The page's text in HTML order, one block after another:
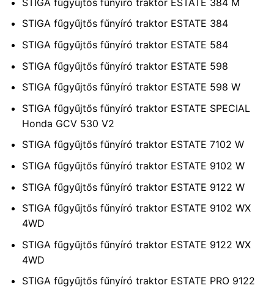
STIGA fűgyűjtős fűnyíró traktor ESTATE 384
STIGA fűgyűjtős fűnyíró traktor ESTATE 584
STIGA fűgyűjtős fűnyíró traktor ESTATE 598
STIGA fűgyűjtős fűnyíró traktor ESTATE 598 W
STIGA fűgyűjtős fűnyíró traktor ESTATE SPECIAL
Honda GCV 530 V2
STIGA fűgyűjtős fűnyíró traktor ESTATE 7102 W
STIGA fűgyűjtős fűnyíró traktor ESTATE 9102 W
STIGA fűgyűjtős fűnyíró traktor ESTATE 9122 W
STIGA fűgyűjtős fűnyíró traktor ESTATE 9102 WX
4WD
STIGA fűgyűjtős fűnyíró traktor ESTATE 9122 WX
4WD
STIGA fűgyűjtős fűnyíró traktor ESTATE PRO 9122